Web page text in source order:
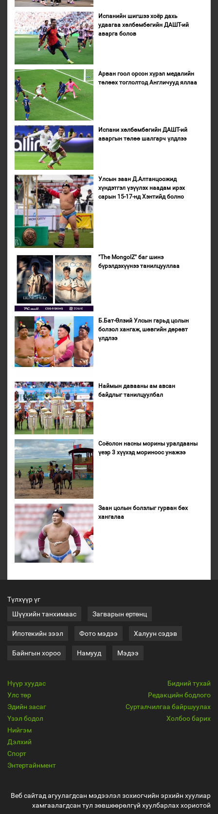
Испанийн шигшээ хоёр дахь
удаагаа хөлбөмбөгийн ДАШТ-ий
аварга болов
Арван гоол орсон хүрэл медалийн
төлөөх тоглолтод Англичууд яллаа
Испани хөлбөмбөгийн ДАШТ-ий
аваргын төлөө шалгарч үлдлээ
Улсын заан Д.Алтанцоожид
хүндэтгэл үзүүлэх наадам ирэх
сарын 15-17-нд Хэнтийд болно
"The MongolZ" баг шинэ
бүрэлдэхүүнээ танилцууллаа
Б.Бат-Өлзий Улсын гарьд цолын
болзол хангаж, шөвгийн дөрөвт
үлдлээ
Наймын давааны ам авсан
байдлыг танилцуулбал
Соёолон насны морины уралдааны
үеэр 3 хүүхэд мориноос унажээ
Заан цолын болзлыг гурван бөх
хангалаа
Түлхүүр үг
Шүүхийн танхимаас
Загварын ертөнц
Ипотекийн зээл Фото мэдээ Халуун сэдэв
Байнгын хороо Намууд Мэдээ
Нүүр хуудас
Улс төр
Эдийн засаг
Үзэл бодол
Нийгэм
Дэлхий
Спорт
Энтертайнмент
Бидний тухай
Редакцийн бодлого
Сурталчилгаа байршуулах
Холбоо барих
Веб сайтад агуулагдсан мэдээлэл зохиогчийн эрхийн хуулиар
хамгаалагдсан тул зөвшөөрөлгүй хуулбарлах хориотой